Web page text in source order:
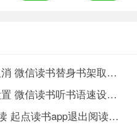
微信读书替身书架怎么取消 微信读书替身书架取消教程
微信读书听书语速怎么设置 微信读书听书语速设置方法
起点读书app怎么退出阅读 起点读书app退出阅读方法